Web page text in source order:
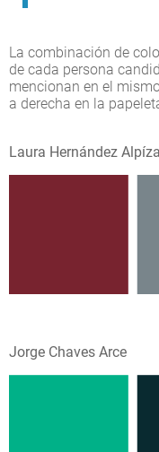
La combinación de
de cada persona
mencionan en el
a derecha en la
Laura Hernández
Jorge Chaves Arce